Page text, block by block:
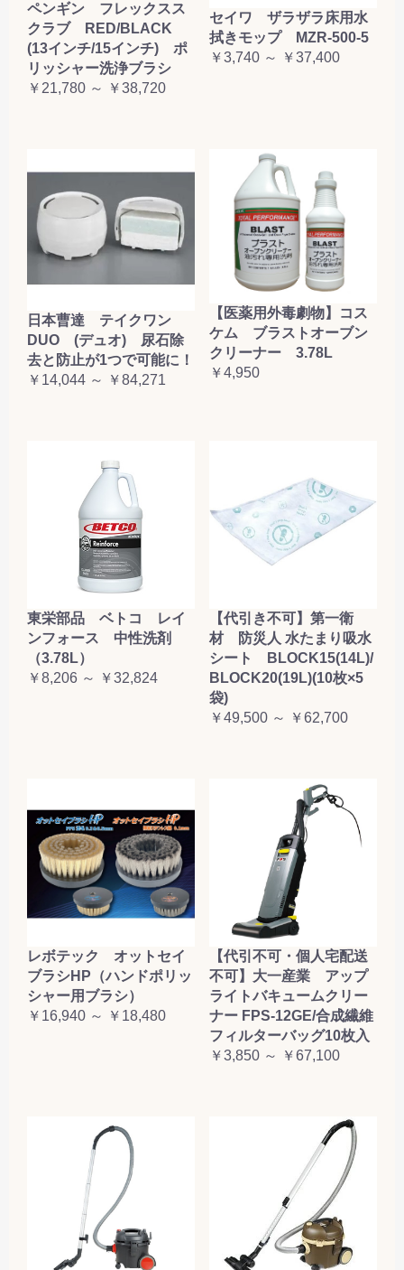
ペンギン フレックスス
クラブ RED/BLACK
(13インチ/15インチ) ポ
リッシャー洗浄ブラシ
￥21,780 ～ ￥38,720
セイワ ザラザラ床用水
拭きモップ MZR-500-5
￥3,740 ～ ￥37,400
日本曹達 テイクワン
DUO (デュオ) 尿石除
去と防止が1つで可能に！
￥14,044 ～ ￥84,271
【医薬用外毒劇物】コス
ケム ブラストオーブン
クリーナー 3.78L
￥4,950
東栄部品 ベトコ レイ
ンフォース 中性洗剤
（3.78L）
￥8,206 ～ ￥32,824
【代引き不可】第一衛
材 防災人 水たまり吸水
シート BLOCK15(14L)/
BLOCK20(19L)(10枚×5
袋)
￥49,500 ～ ￥62,700
レボテック オットセイ
ブラシHP（ハンドポリッ
シャー用ブラシ）
￥16,940 ～ ￥18,480
【代引不可・個人宅配送
不可】大一産業 アップ
ライトバキュームクリー
ナー FPS-12GE/合成繊維
フィルターバッグ10枚入
￥3,850 ～ ￥67,100